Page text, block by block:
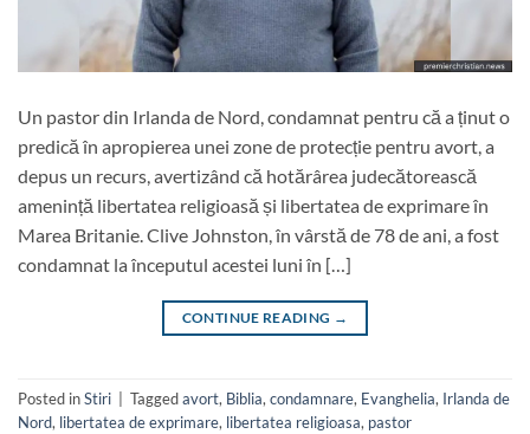
Un pastor din Irlanda de Nord, condamnat pentru că a ținut o
predică în apropierea unei zone de protecție pentru avort, a
depus un recurs, avertizând că hotărârea judecătorească
amenință libertatea religioasă și libertatea de exprimare în
Marea Britanie. Clive Johnston, în vârstă de 78 de ani, a fost
condamnat la începutul acestei luni în […]
CONTINUE READING →
Posted inStiri Taggedavort, Biblia, condamnare, Evanghelia, Irlanda de
Nord, libertatea de exprimare, libertatea religioasa, pastor